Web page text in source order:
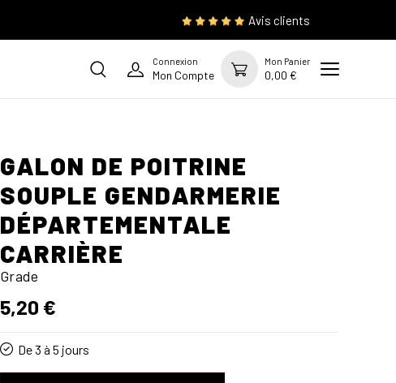
Avis clients
Connexion
Mon Compte
Mon Panier
0,00 €
GALON DE POITRINE
SOUPLE GENDARMERIE
DÉPARTEMENTALE
CARRIÈRE
Grade
5,20 €
De 3 à 5 jours